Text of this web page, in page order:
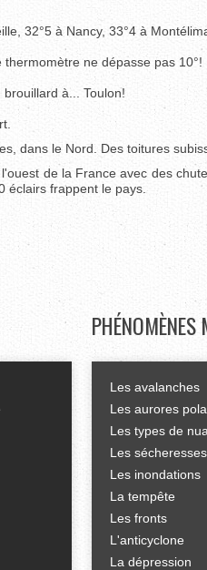
32°5 à Nancy, 33°4 à
ne dépasse pas 10°!
à... Toulon!
dans le Nord. Des toitures
de la France avec des
éclairs frappent le pays.
PHÉNOMÈNES
Les avalanches
Les aurores
Les types de
Les sécheresses
Les inondations
La tempête
Les fronts
L'anticyclone
La dépression